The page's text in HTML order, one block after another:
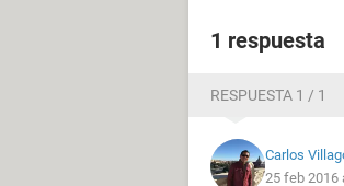
1 respuesta
RESPUESTA 1 / 1
Carlos
25 feb 2016